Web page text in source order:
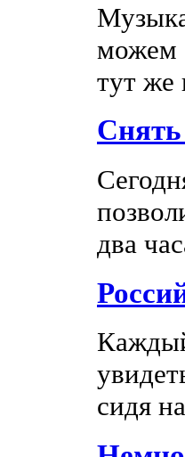
можем
тут же
Снять
два
сидя